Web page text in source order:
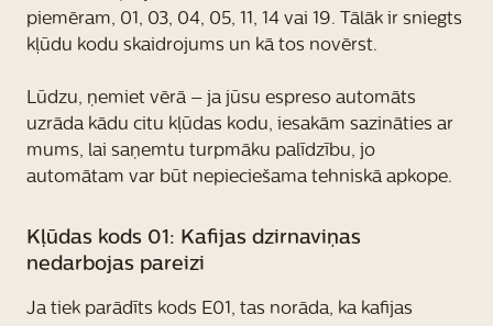
piemēram, 01, 03, 04, 05, 11, 14 vai 19. Tālāk ir sniegts
kļūdu kodu skaidrojums un kā tos novērst.
Lūdzu, ņemiet vērā – ja jūsu espreso automāts
uzrāda kādu citu kļūdas kodu, iesakām sazināties ar
mums, lai saņemtu turpmāku palīdzību, jo
automātam var būt nepieciešama tehniskā apkope.
Kļūdas kods 01: Kafijas dzirnaviņas
nedarbojas pareizi
Ja tiek parādīts kods E01, tas norāda, ka kafijas